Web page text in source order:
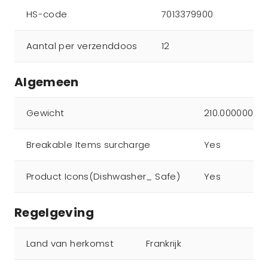
HS-code 7013379900
Aantal per verzenddoos 12
Algemeen
Gewicht 210.000000
Breakable Items surcharge Yes
Product Icons(Dishwasher_ Safe) Yes
Regelgeving
Land van herkomst Frankrijk